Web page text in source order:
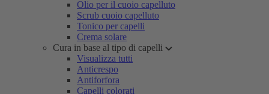
Olio per il cuoio capelluto
Scrub cuoio capelluto
Tonico per capelli
Crema solare
Cura in base al tipo di capelli
Visualizza tutti
Anticrespo
Antiforfora
Capelli colorati